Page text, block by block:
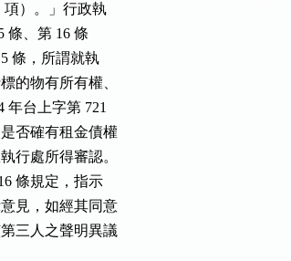
項）。」行政執
條、第 16 條
條，所謂就執
的物有所有權、
年台上字第 721
是否確有租金債權
行處所得審認。
條規定，指示
意見，如經其同意
第三人之聲明異議